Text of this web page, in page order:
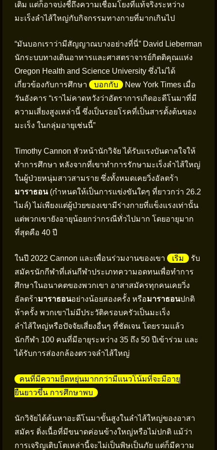
เติม แต่ก็อาจบ่งชี้ถึงความเชื่อมโยงที่แท้จริงระหว่าง
มะเร็งลำไส้ใหญ่กับกิจกรรมทางกายที่มากเกินไป
“มันบอกเราว่ามีสัญญาณบางอย่างที่นี่” David Lieberman
นักระบบทางเดินอาหารและศาสตราจารย์กิตติคุณแห่ง
Oregon Health and Science University ซึ่งไม่ได้
เกี่ยวข้องกับการศึกษา
บอกกับ
New York Times เมื่อ
วันอังคาร “เราไม่คาดหวังว่าอัตราการเกิดอะดีโนมาที่มี
ความเสี่ยงสูงเหล่านี้ ซึ่งเป็นรอยโรคที่เป็นสารตั้งต้นของ
มะเร็ง ในกลุ่มอายุเช่นนี้”
Timothy Cannon หัวหน้านักวิจัย ได้รับแรงบันดาลใจให้
ทำการศึกษา หลังจากที่เขาทำการรักษามะเร็งลำไส้ใหญ่
ในผู้ป่วยหนุ่มสาวสามราย ซึ่งทั้งหมดเคยวิ่งอัลตร้า
มาราธอน(กำหนดให้เป็นการแข่งขันใดๆ ที่ยาวกว่า 26.2
ไมล์) ไม่เพียงแต่ผู้ป่วยของเขามีร่างกายที่แข็งแรงเท่านั้น
แต่พวกเขายังอายุน้อยกว่ากรณีทั่วไปมาก โดยอายุมาก
ที่สุดคือ 40 ปี
ในปี 2022 Cannon และเพื่อนร่วมงานของเขา เริ่ม
รับ
สมัครนักกีฬาที่เล่นกีฬาประเภทความอดทนเพื่อทำการ
ศึกษาในอนาคตของพวกเขา อาสาสมัครทุกคนเคยวิ่ง
อัลตร้ามาราธอนอย่างน้อยสองครั้ง หรือมาราธอนปกติ
ห้าครั้ง พวกเขาไม่มีประวัติครอบครัวเป็นมะเร็ง
ลำไส้ใหญ่หรือปัจจัยเสี่ยงอื่นๆ ที่ชัดเจน โดยรวมแล้ว
นักกีฬา 100 คนที่มีอายุระหว่าง 35 ถึง 50 ปีเข้าร่วม และ
ได้รับการส่องกล้องตรวจลำไส้ใหญ่
คนที่มีความยืดหยุ่นมากกว่ามีแนวโน้มที่จะมีอายุ
ยืนยาวขึ้น การศึกษาพบ
นักวิจัยได้ค้นหาอะดีโนมาขั้นสูงในลำไส้ใหญ่ของอาสา
สมัคร ติ่งเนื้อที่มีขนาดค่อนข้างใหญ่หรือไม่ปกติ แม้ว่า
การเจริญเติบโตเหล่านี้จะไม่เป็นพิษเป็นภัย แต่ก็มีความ